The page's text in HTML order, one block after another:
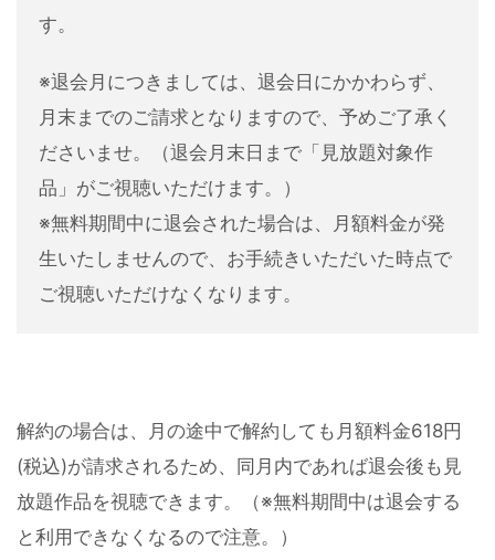
す。
※退会月につきましては、退会日にかかわらず、
月末までのご請求となりますので、予めご了承く
ださいませ。（退会月末日まで「見放題対象作
品」がご視聴いただけます。）
※無料期間中に退会された場合は、月額料金が発
生いたしませんので、お手続きいただいた時点で
ご視聴いただけなくなります。
解約の場合は、月の途中で解約しても月額料金618円
(税込)が請求されるため、同月内であれば退会後も見
放題作品を視聴できます。（※無料期間中は退会する
と利用できなくなるので注意。）